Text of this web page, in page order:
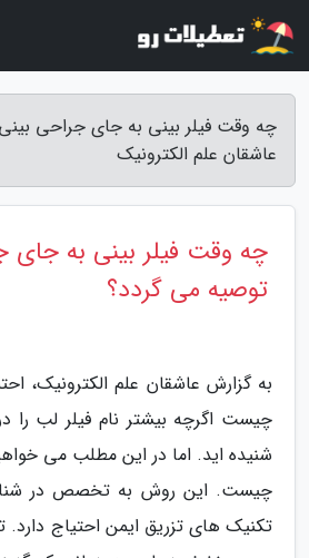
چه وقت فیلر بینی به جای جراحی
عاشقان علم الکترونیک
چه وقت فیلر بینی به جای
توصیه می گردد؟
به گزارش عاشقان علم الکترونیک،
چیست اگرچه بیشتر نام فیلر لب را
شنیده اید. اما در این مطلب می
چیست. این روش به تخصص در
تکنیک های تزریق ایمن احتیاج دارد.